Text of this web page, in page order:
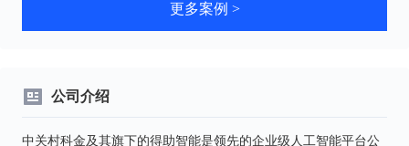
更多案例 >
公司介绍
中关村科金及其旗下的得助智能是领先的企业级人工智能平台公